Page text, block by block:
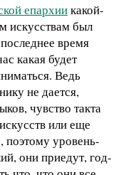
епархиикакой-
искусствам был
время
какая будет
Ведь
не дается,
чувство такта
или еще
уровень-
они приедут, год-